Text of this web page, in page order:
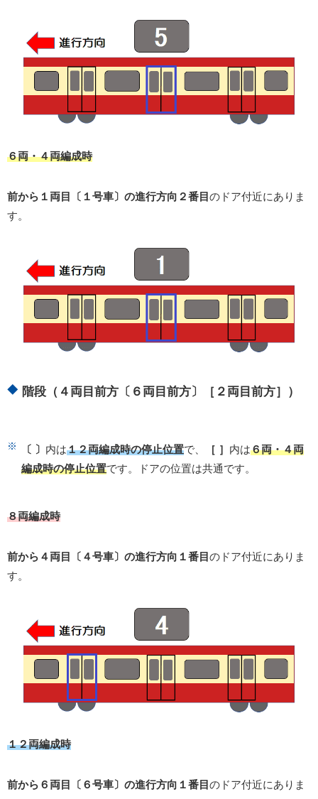
６両・４両編成時
前から１両目〔１号車〕の進行方向２番目 のドア付近にありま
す。
階段（４両目前方〔６両目前方〕［２両目前方］）
〔 〕 内は１２両編成時の停止位置で、 ［ ］ 内は６両・４両
編成時の停止位置です。ドアの位置は共通です。
８両編成時
前から４両目〔４号車〕の進行方向１番目 のドア付近にありま
す。
１２両編成時
前から６両目〔６号車〕の進行方向１番目 のドア付近にありま